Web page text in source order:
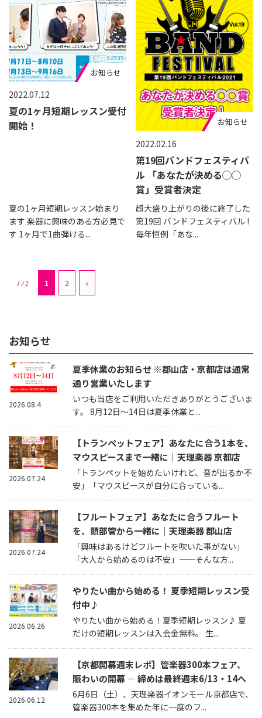
2022.07.12
夏の1ヶ月短期レッスン受付
開始！
夏の1ヶ月短期レッスン始まり
ます 楽器に興味のある方必見で
す 1ヶ月で1曲弾ける...
お知らせ
2022.02.16
第19回バンドフェスティバ
ル 「あなたが決める◯◯
賞」受賞者決定
超大盛り上がりの後に終了した
第19回 バンドフェスティバル !
毎年恒例「あな...
お知らせ
1 / 2 1 2 »
お知らせ
夏季休業のお知らせ ※郡山店・京都店は通常
通り営業いたします
いつも当店をご利用いただきありがとうございま
す。 8月12日～14日は夏季休業と...
2026.08.4
【トランペットフェア】あなたに合う1本を、
マウスピースまで一緒に｜天理楽器 京都店
「トランペットを始めたいけれど、音が出るか不
安」「マウスピースが自分に合っている...
2026.07.24
【フルートフェア】あなたに合うフルート
を、頭部管から一緒に｜天理楽器 郡山店
「興味はあるけどフルートを吹いた事がない」
「大人から始めるのは不安」——そんな方...
2026.07.24
やりたい曲から始める！ 夏季短期レッスン受
付中♪
やりたい曲から始める！夏季短期レッスン♪ 夏
だけの短期レッスンは入会金無料。 生...
2026.06.26
【京都開幕週末レポ】管楽器300本フェア、
賑わいの開幕 — 締めは最終週末6/13・14へ
6月6日（土）、天理楽器イオンモール京都店で、
管楽器300本を集めた年に一度のフ...
2026.06.12